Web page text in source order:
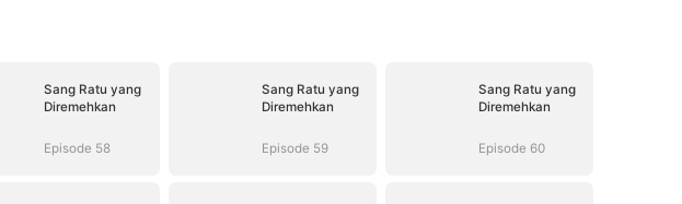
Sang Ratu yang
Diremehkan
Episode 58
Sang Ratu yang
Diremehkan
Episode 59
Sang Ratu yang
Diremehkan
Episode 60